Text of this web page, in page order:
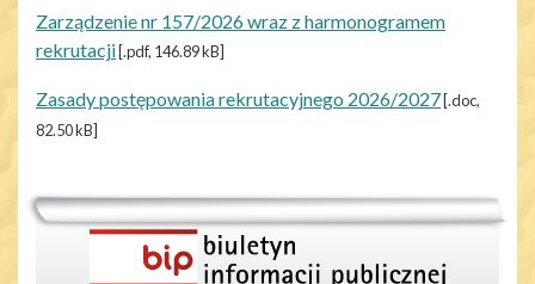
Zarządzenie nr 157/2026 wraz z harmonogramem
rekrutacji [.pdf, 146.89 kB]
Zasady postępowania rekrutacyjnego 2026/2027 [.doc,
82.50 kB]